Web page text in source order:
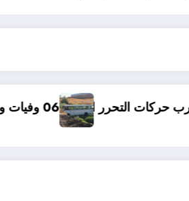
06 وفيات و إصابة 25 جريح في حادث مرور بقسنطينة